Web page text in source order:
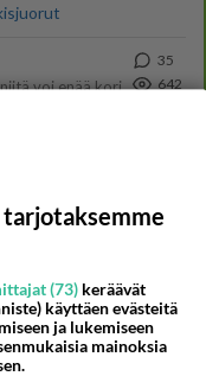
Välimme menivät niin pahasti solmuun, ettei niitä voi enää korjata. On aika jatkaa elämässä eteenpäin. Toivon sulle kaik
35
642
Uusi draamasarja järkyttävästä tapauksesta on tulossa. Tositapahtumiin perustuva sarja ammentaa vuoden 1986 Mikkelin pan
Ernest Lawson täräytti erikoisen heiton TTK-lehdistötilaisuudessa: " Onko tässä tarkoituksena...?"
(73) keräävät
käyttäen evästeitä
ja lukemiseen
mainoksia